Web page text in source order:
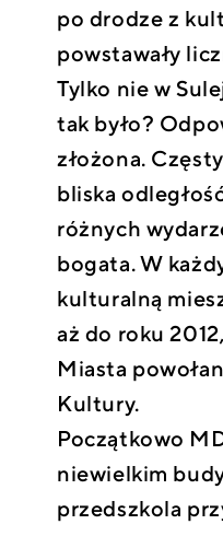
po drodze z
powstawały
Tylko nie w
tak było?
złożona.
bliska
różnych
bogata. W
kulturalną
aż do roku
Miasta
Kultury.
Początkowo
niewielkim
przedszkola